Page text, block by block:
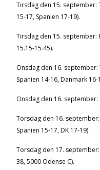
Tirsdag den 15. september:
15-17, Spanien 17-19).
Tirsdag den 15. september:
15.15-15.45).
Onsdag den 16.
Spanien 14-16, Danmark 16-
Onsdag den 16. september:
Torsdag den 16.
Spanien 15-17, DK 17-19).
Torsdag den 17.
38, 5000 Odense C).